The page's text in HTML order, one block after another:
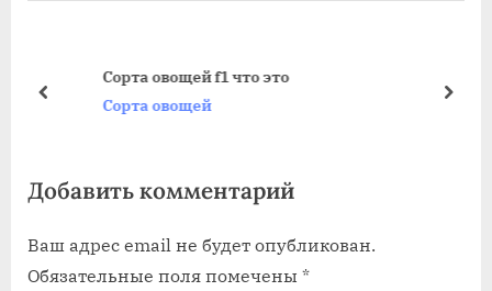
щ
з
п
и
щ
з
п
и
Сорта овощей f1 что это
Сорта овощей
пред
Добавить комментарий
Ваш адрес email не будет опубликован.
Обязательные поля помечены *